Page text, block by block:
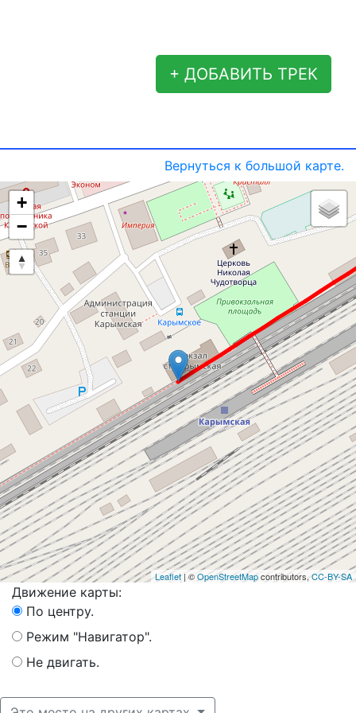
+ ДОБАВИТЬ ТРЕК
Вернуться к большой карте.
+
−
Leaflet | ©OpenStreetMapcontributors, CC-BY-SA
Движение карты:
По центру.
Режим "Навигатор".
Не двигать.